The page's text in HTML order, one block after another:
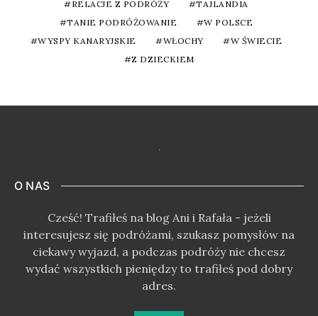
RELACJE Z PODRÓŻY
TAJLANDIA
TANIE PODRÓŻOWANIE
W POLSCE
WYSPY KANARYJSKIE
WŁOCHY
W ŚWIECIE
Z DZIECKIEM
O NAS
Cześć! Trafiłeś na blog Ani i Rafała - jeżeli
interesujesz się podróżami, szukasz pomysłów na
ciekawy wyjazd, a podczas podróży nie chcesz
wydać wszystkich pieniędzy to trafiłeś pod dobry
adres.